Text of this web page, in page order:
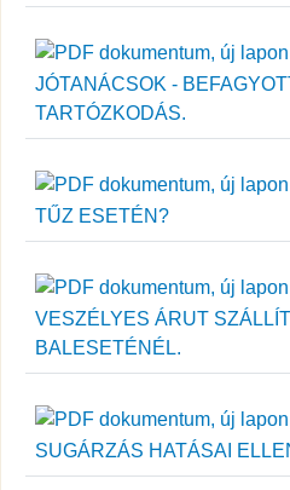
JÓTANÁCSOK -
TARTÓZKODÁS.
TŰZ ESETÉN?
VESZÉLYES ÁRUT
BALESETÉNÉL.
SUGÁRZÁS HATÁSAI